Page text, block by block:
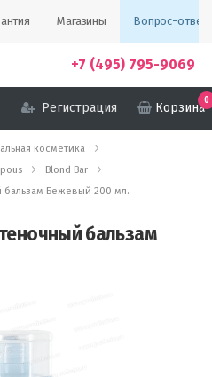
Магазины Вопрос-ответ
+7 (495) 795-9069
Регистрация Корзина
0
косметика
Blond Bar
бальзам Бежевый 200 мл.
бальзам